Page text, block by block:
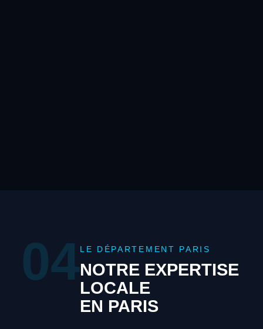
04 LE DÉPARTEMENT PARIS
NOTRE EXPERTISE
LOCALE
EN PARIS